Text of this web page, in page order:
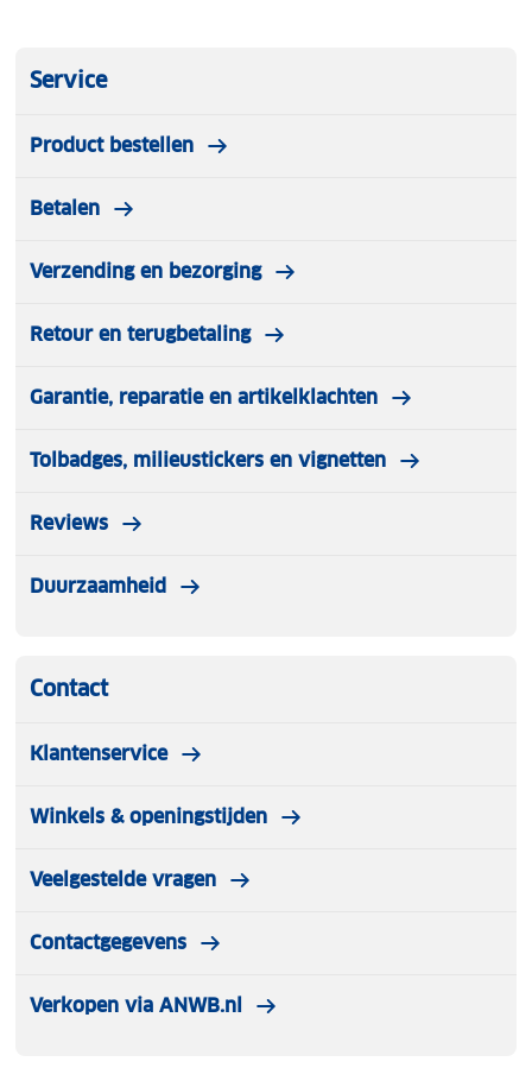
Service
Product bestellen
Betalen
Verzending en bezorging
Retour en terugbetaling
Garantie, reparatie en artikelklachten
Tolbadges, milieustickers en vignetten
Reviews
Duurzaamheid
Contact
Klantenservice
Winkels & openingstijden
Veelgestelde vragen
Contactgegevens
Verkopen via ANWB.nl